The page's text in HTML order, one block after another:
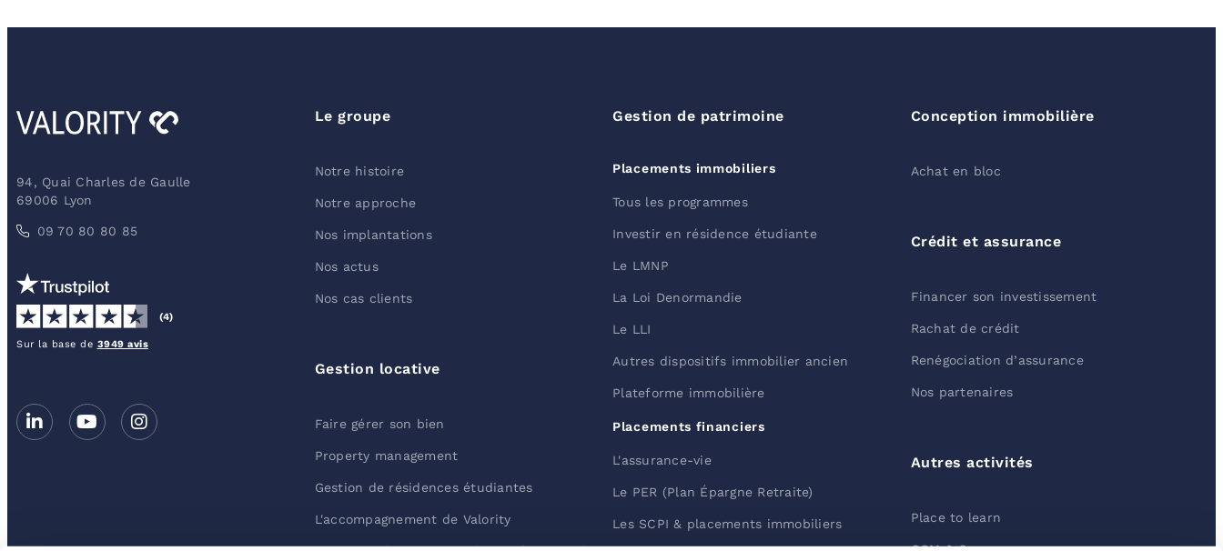
94, Quai Charles de Gaulle
69006 Lyon
09 70 80 80 85
(4)
Sur la base de 3949 avis
Le groupe
Notre histoire
Notre approche
Nos implantations
Nos actus
Nos cas clients
Gestion locative
Faire gérer son bien
Property management
Gestion de résidences étudiantes
L'accompagnement de Valority
Gestion de patrimoine
Placements immobiliers
Tous les programmes
Investir en résidence étudiante
Le LMNP
La Loi Denormandie
Le LLI
Autres dispositifs immobilier ancien
Plateforme immobilière
Placements financiers
L'assurance-vie
Le PER (Plan Épargne Retraite)
Les SCPI & placements immobiliers
Conception immobilière
Achat en bloc
Crédit et assurance
Financer son investissement
Rachat de crédit
Renégociation d’assurance
Nos partenaires
Autres activités
Place to learn